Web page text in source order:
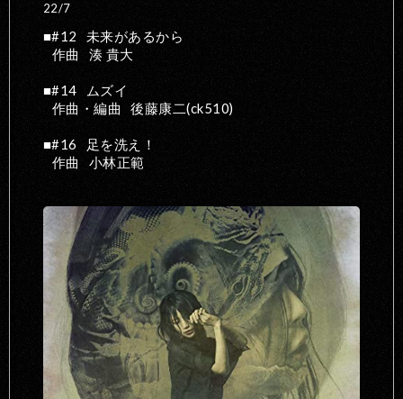
22/7
#12
未来があるから
作曲
湊 貴大
#14
ムズイ
作曲・編曲
後藤康二(ck510)
#16
足を洗え！
作曲
小林正範